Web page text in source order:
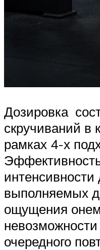
Дозировка
скручиваний в
рамках 4-х
выполняемых
ощущения
очередного